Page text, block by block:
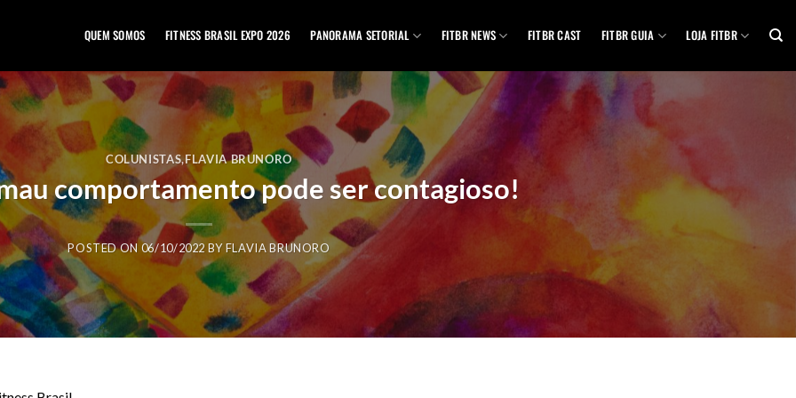
QUEM SOMOS FITNESS BRASIL EXPO 2026 PANORAMA SETORIAL FITBR NEWS FITBR CAST FITBR GUIA LOJA FITBR
COLUNISTAS,FLAVIA BRUNORO
comportamento pode ser contagioso!
POSTED ON 06/10/2022 BYFLAVIA BRUNORO